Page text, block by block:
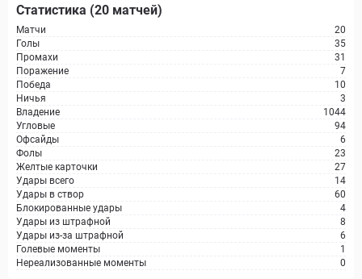
Статистика (20 матчей)
Матчи
20
Голы
35
Промахи
31
Поражение
7
Победа
10
Ничья
3
Владение
1044
Угловые
94
Офсайды
6
Фолы
23
Желтые карточки
27
Удары всего
14
Удары в створ
60
Блокированные удары
4
Удары из штрафной
8
Удары из-за штрафной
6
Голевые моменты
1
Нереализованные моменты
0